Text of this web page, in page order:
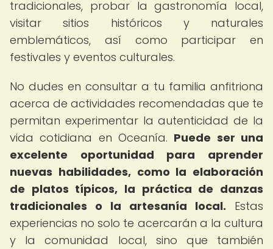
tradicionales, probar la gastronomía local,
visitar sitios históricos y naturales
emblemáticos, así como participar en
festivales y eventos culturales.
No dudes en consultar a tu familia anfitriona
acerca de actividades recomendadas que te
permitan experimentar la autenticidad de la
vida cotidiana en Oceanía. Puede ser una
excelente oportunidad para aprender
nuevas habilidades, como la elaboración
de platos típicos, la práctica de danzas
tradicionales o la artesanía local. Estas
experiencias no solo te acercarán a la cultura
y la comunidad local, sino que también